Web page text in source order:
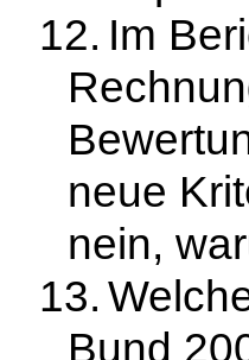
12. Im
neue
nein,
13.
Bund